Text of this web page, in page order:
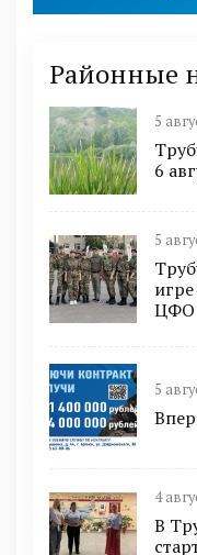
Районные
5
6
5
ЦФО
5
4
В